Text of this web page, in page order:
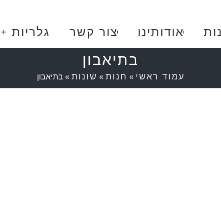
אודותינו צור קשר גלריות
בתיאבון
עמוד ראשי » חנות » שונות » בתיאבון